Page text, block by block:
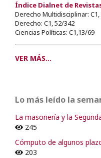
Índice Dialnet de
Derecho Multidisciplinar: C1,
Derecho: C1, 52/342
Ciencias Políticas: C1,13/69
VER MÁS...
Lo más leído la
La masonería y la
245
Cómputo de algunos
203